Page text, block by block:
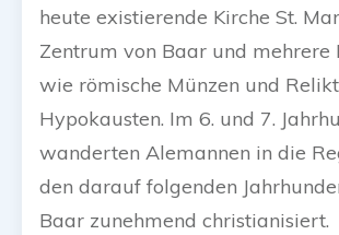
heute existierende Kirche St.
Zentrum von Baar und mehrere
wie römische Münzen und
Hypokausten. Im 6. und 7.
wanderten Alemannen in die
den darauf folgenden
Baar zunehmend christianisiert.